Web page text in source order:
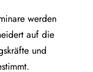
werden
auf die
und